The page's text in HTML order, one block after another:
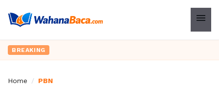
menu
BREAKING
Home / PBN